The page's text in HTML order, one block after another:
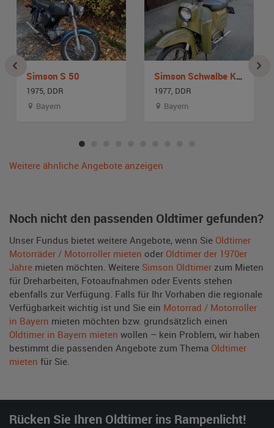
Simson S 50
1975, DDR
Bayern
Simson Schwalbe KR 51-1 S
1977, DDR
Bayern
Weitere ähnliche Angebote anzeigen
Noch nicht den passenden Oldtimer gefunden?
Unser Fundus bietet weitere Angebote, wenn Sie Oldtimer
Motorräder / Motorroller mieten oder Oldtimer der 1970er
Jahre mieten möchten. Weitere Simson Oldtimer zum Mieten
für Dreharbeiten, Fotoaufnahmen oder Events stehen
ebenfalls zur Verfügung. Falls für Ihr Vorhaben die regionale
Verfügbarkeit wichtig ist und Sie ein Motorrad / Motorroller
in Bayern mieten möchten bzw. grundsätzlich einen
Oldtimer in Bayern mieten wollen – kein Problem, wir haben
bestimmt die passenden Angebote zum Thema Oldtimer
mieten für Sie.
Rücken Sie Ihren Oldtimer ins Rampenlicht!